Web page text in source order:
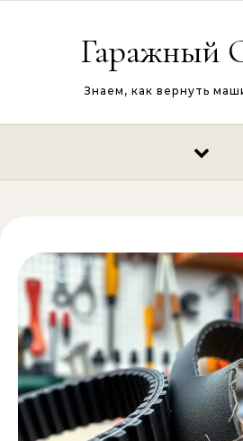
Гаражный
Знаем, как вернуть